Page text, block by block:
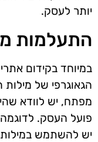
יותר לעסק.
התעלמות
במיוחד בקידום
הגאוגרפי של
מפתח, יש לוודא
פועל העסק.
יש להשתמש